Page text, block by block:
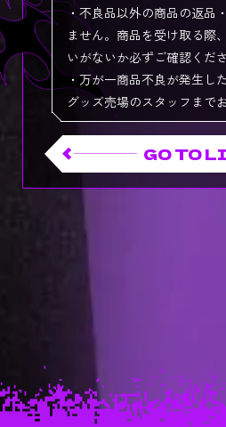
・不良品以外の商品の返品
ません。商品を受け取る際
いがないか必ずご確認くださ
・万が一商品不良が発生し
グッズ売場のスタッフまで
GO TO